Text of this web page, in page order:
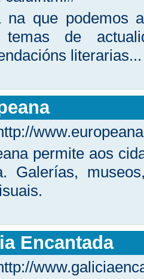
na que podemos
temas de
literarias...
permite aos
Galerías,
Encantada